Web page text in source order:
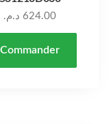
624.00 د.م.
Commander